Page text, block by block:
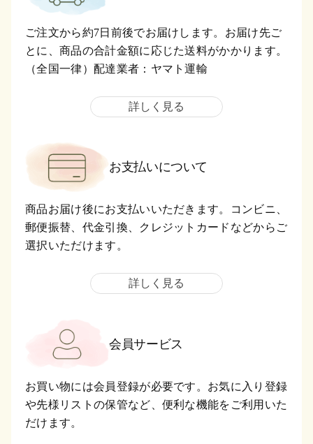
ご注文から約7日前後でお届けします。お届け先ご
とに、商品の合計金額に応じた送料がかかります。
（全国一律）配達業者：ヤマト運輸
詳しく見る
お支払いについて
商品お届け後にお支払いいただきます。コンビニ、
郵便振替、代金引換、クレジットカードなどからご
選択いただけます。
詳しく見る
会員サービス
お買い物には会員登録が必要です。お気に入り登録
や先様リストの保管など、便利な機能をご利用いた
だけます。